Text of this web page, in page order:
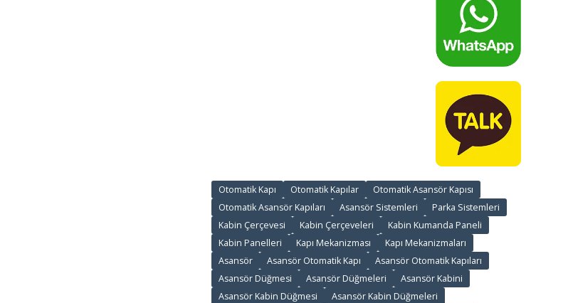
Otomatik Kapı Otomatik Kapılar
Otomatik Asansör Kapısı
Otomatik Asansör Kapıları
Asansör Sistemleri
Parka Sistemleri
Kabin Çerçevesi
Kabin Çerçeveleri
Kabin Kumanda Paneli
Kabin Panelleri
Kapı Mekanizması
Kapı Mekanizmaları
Asansör
Asansör Otomatik Kapı
Asansör Otomatik Kapıları
Asansör Düğmesi
Asansör Düğmeleri
Asansör Kabini
Asansör Kabin Düğmesi
Asansör Kabin Düğmeleri